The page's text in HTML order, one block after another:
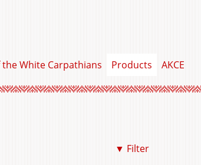
White Carpathians Products AKCE
▼ Filter